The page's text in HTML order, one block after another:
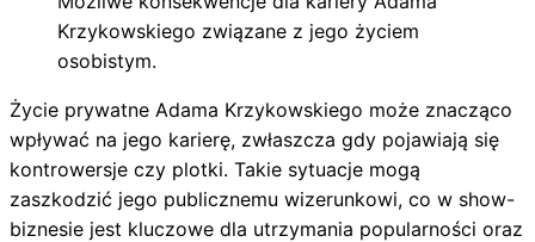
Krzykowskiego związane z jego życiem
osobistym.
Życie prywatne Adama Krzykowskiego może znacząco
wpływać na jego karierę, zwłaszcza gdy pojawiają się
kontrowersje czy plotki. Takie sytuacje mogą
zaszkodzić jego publicznemu wizerunkowi, co w show-
biznesie jest kluczowe dla utrzymania popularności oraz